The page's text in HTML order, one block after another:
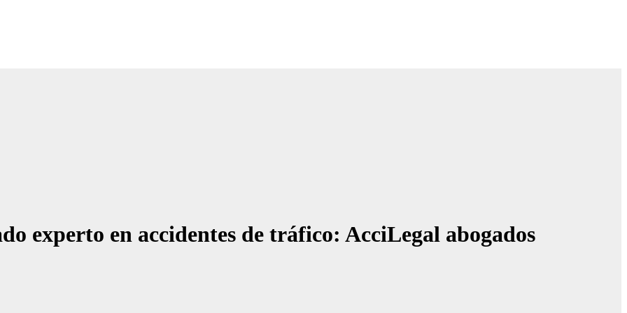
experto en accidentes de tráfico: AcciLegal abogados